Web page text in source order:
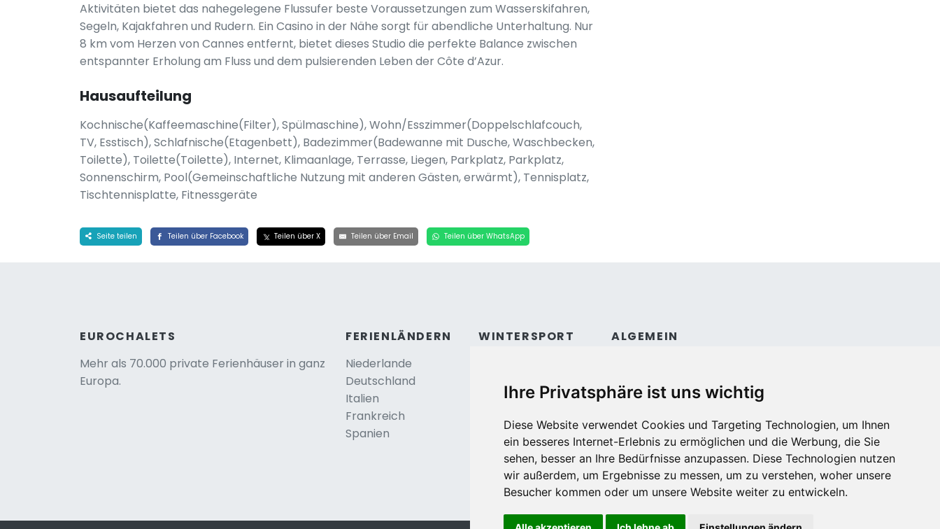
Ihre Privatsphäre ist uns wichtig
Diese Website verwendet Cookies und Targeting Technologien, um Ihnen
ein besseres Internet-Erlebnis zu ermöglichen und die Werbung, die Sie
sehen, besser an Ihre Bedürfnisse anzupassen. Diese Technologien nutzen
wir außerdem, um Ergebnisse zu messen, um zu verstehen, woher unsere
Besucher kommen oder um unsere Website weiter zu entwickeln.
Aktivitäten bietet das nahegelegene Flussufer beste Voraussetzungen zum Wasserskifahren,
Segeln, Kajakfahren und Rudern. Ein Casino in der Nähe sorgt für abendliche Unterhaltung. Nur
8 km vom Herzen von Cannes entfernt, bietet dieses Studio die perfekte Balance zwischen
entspannter Erholung am Fluss und dem pulsierenden Leben der Côte d’Azur.
Hausaufteilung
Kochnische(Kaffeemaschine(Filter), Spülmaschine), Wohn/Esszimmer(Doppelschlafcouch,
TV, Esstisch), Schlafnische(Etagenbett), Badezimmer(Badewanne mit Dusche, Waschbecken,
Toilette), Toilette(Toilette), Internet, Klimaanlage, Terrasse, Liegen, Parkplatz, Parkplatz,
Sonnenschirm, Pool(Gemeinschaftliche Nutzung mit anderen Gästen, erwärmt), Tennisplatz,
Tischtennisplatte, Fitnessgeräte
Seite teilen Teilen über Facebook Teilen über X Teilen über Email Teilen über WhatsApp
EUROCHALETS
Mehr als 70.000 private Ferienhäuser in ganz
Europa.
FERIENLÄNDERN
Niederlande
Deutschland
Italien
Frankreich
Spanien
WINTERSPORT
Schweiz
Deutschland
ALGEMEIN
Bedingungen und konditionen